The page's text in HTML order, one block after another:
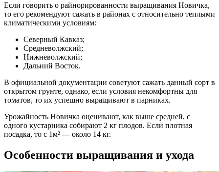
Если говорить о райнорированности выращивания Новичка,
то его рекомендуют сажать в районах с относительно теплыми
климатическими условиям:
Северный Кавказ;
Средневолжский;
Нижневолжский;
Дальний Восток.
В официальной документации советуют сажать данный сорт в
открытом грунте, однако, если условия некомфортны для
томатов, то их успешно выращивают в парниках.
Урожайность Новичка оценивают, как выше средней, с
одного кустарника собирают 2 кг плодов. Если плотная
посадка, то с 1м² — около 14 кг.
Особенности выращивания и ухода